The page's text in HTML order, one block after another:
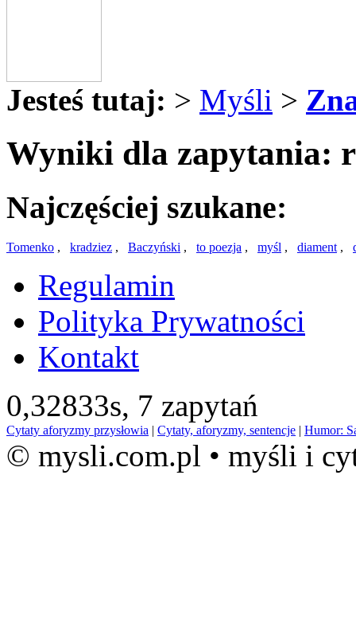
Jesteś tutaj: > Myśli >
Wyniki dla zapytania:
Najczęściej szukane:
Tomenko , kradziez , Baczyński , to poezja , myśl , diament,
Regulamin
Polityka Prywatności
Kontakt
0,32833s, 7 zapytań
Cytaty aforyzmy przysłowia | Cytaty, aforyzmy, sentencje | Humor:
© mysli.com.pl • myśli i